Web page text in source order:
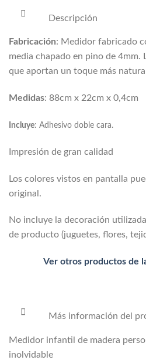
Descripción
Fabricación: Medidor fabricado
media chapado en pino de 4mm.
que aportan un toque más
Medidas: 88cm x 22cm x 0,4cm
Incluye: Adhesivo doble cara.
Impresión de gran calidad
Los colores vistos en pantalla
original.
No incluye la decoración
de producto (juguetes, flores,
Ver otros productos de
Más información del
Medidor infantil de madera
inolvidable